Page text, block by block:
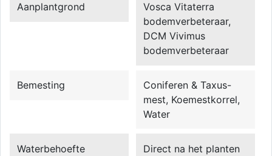
Aanplantgrond
Vosca Vitaterra
bodemverbeteraar,
DCM Vivimus
bodemverbeteraar
Bemesting
Coniferen & Taxus-
mest, Koemestkorrel,
Water
Waterbehoefte
Direct na het planten